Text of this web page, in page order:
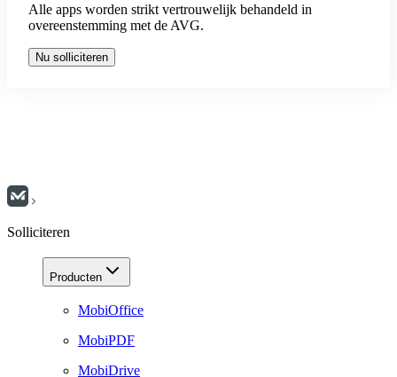
Alle apps worden strikt vertrouwelijk behandeld in
overeenstemming met de AVG.
Nu solliciteren
Solliciteren
Producten
MobiOffice
MobiPDF
MobiDrive